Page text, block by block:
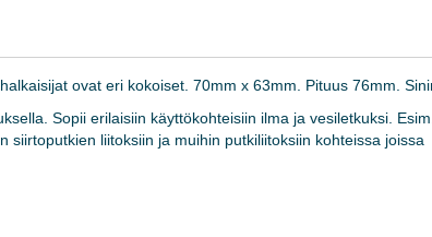
ovat eri kokoiset. 70mm x 63mm. Pituus 76mm.
Sopii erilaisiin käyttökohteisiin ilma ja vesiletkuksi. Esim.
liitoksiin ja muihin putkiliitoksiin kohteissa joissa